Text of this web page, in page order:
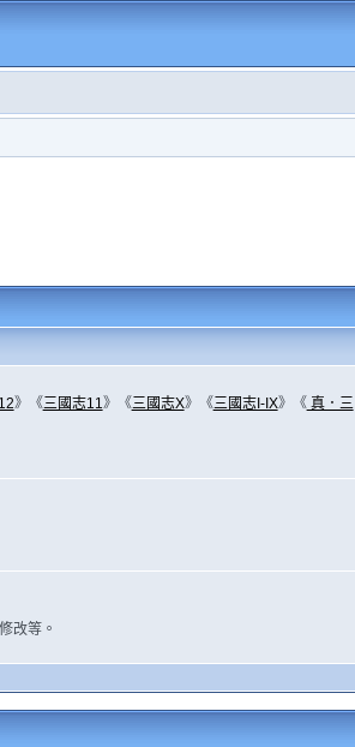
》《三國志11》《三國志X》《三國志I-IX》《真．三
改等。